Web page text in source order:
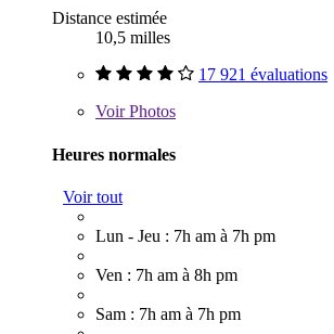
Distance estimée
10,5 milles
17 921 évaluations
VoirPhotos
Heures normales
Voir tout
Lun - Jeu : 7h am à 7h pm
Ven : 7h am à 8h pm
Sam : 7h am à 7h pm